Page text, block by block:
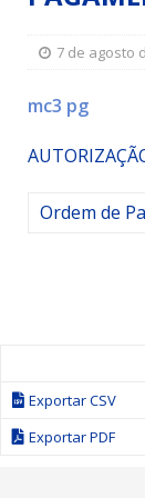
[
7 de agosto
mc3 pg
Ordem de
Exportar CSV
Exportar PDF